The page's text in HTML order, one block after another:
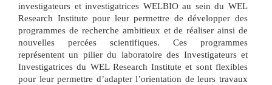
investigateurs et investigatrices WELBIO au sein du WEL
Research Institute pour leur permettre de développer des
programmes de recherche ambitieux et de réaliser ainsi de
nouvelles percées scientifiques. Ces programmes
représentent un pilier du laboratoire des Investigateurs et
Investigatrices du WEL Research Institute et sont flexibles
pour leur permettre d’adapter l’orientation de leurs travaux